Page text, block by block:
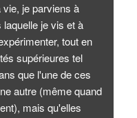
je parviens à
je vis et à
tout en
supérieures tel
que l'une de ces
autre (même quand
mais qu'elles